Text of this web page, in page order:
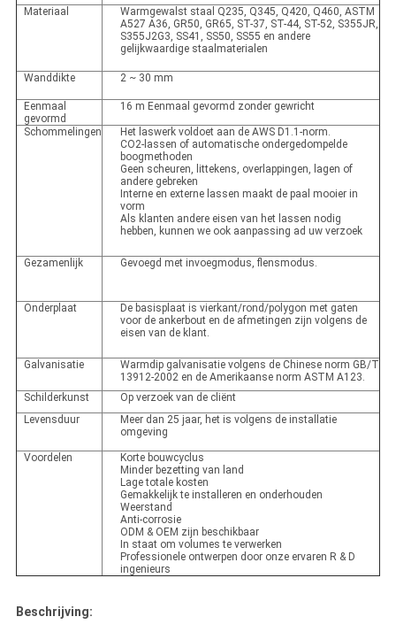
Materiaal
Warmgewalst staal Q235, Q345, Q420, Q460, ASTM
A527 A36, GR50, GR65, ST-37, ST-44, ST-52, S355JR,
S355J2G3, SS41, SS50, SS55 en andere
gelijkwaardige staalmaterialen
Wanddikte 2 ~ 30 mm
Eenmaal
gevormd
16 m Eenmaal gevormd zonder gewricht
Schommelingen
Het laswerk voldoet aan de AWS D1.1-norm.
CO2-lassen of automatische ondergedompelde
boogmethoden
Geen scheuren, littekens, overlappingen, lagen of
andere gebreken
Interne en externe lassen maakt de paal mooier in
vorm
Als klanten andere eisen van het lassen nodig
hebben, kunnen we ook aanpassing ad uw verzoek
Gezamenlijk Gevoegd met invoegmodus, flensmodus.
Onderplaat
De basisplaat is vierkant/rond/polygon met gaten
voor de ankerbout en de afmetingen zijn volgens de
eisen van de klant.
Galvanisatie
Warmdip galvanisatie volgens de Chinese norm GB/T
13912-2002 en de Amerikaanse norm ASTM A123.
Schilderkunst
Op verzoek van de cliënt
Levensduur
Meer dan 25 jaar, het is volgens de installatie
omgeving
Voordelen
Korte bouwcyclus
Minder bezetting van land
Lage totale kosten
Gemakkelijk te installeren en onderhouden
Weerstand
Anti-corrosie
ODM & OEM zijn beschikbaar
In staat om volumes te verwerken
Professionele ontwerpen door onze ervaren R & D
ingenieurs
Beschrijving: